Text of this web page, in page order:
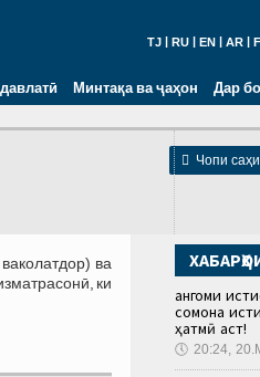
TJ RU EN AR
Минтақа ва ҷаҳон Дар
 Чопи
ва
ки
Ҳангоми
сомона
ҳатмӣ аст!
🕔 20:24,